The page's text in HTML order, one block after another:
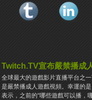
Twitch.TV宣布嚴禁播成
全球最大的遊戲影片直播平台之
是嚴禁播成人遊戲視頻。幸運的
表示，之前的“哪些遊戲可以播，